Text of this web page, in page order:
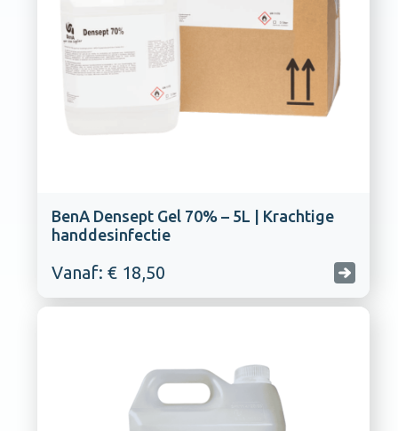
BenA Densept Gel 70% – 5L | Krachtige
handdesinfectie
Vanaf: € 18,50